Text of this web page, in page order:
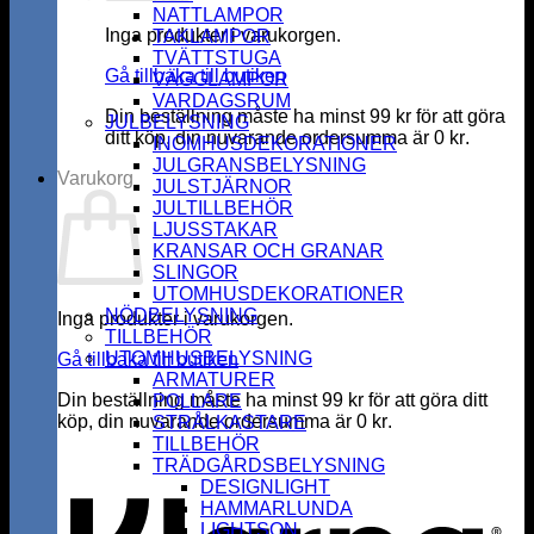
Inga produkter i varukorgen.
Gå tillbaka till butiken
Din beställning måste ha minst99 kr för att göra
ditt köp, din nuvarande ordersumma är 0 kr.
Varukorg
Inga produkter i varukorgen.
Gå tillbaka till butiken
Din beställning måste ha minst99 kr för att göra ditt
köp, din nuvarande ordersumma är 0 kr.
NATTLAMPOR
TAKLAMPOR
TVÄTTSTUGA
VÄGGLAMPOR
VARDAGSRUM
JULBELYSNING
INOMHUSDEKORATIONER
JULGRANSBELYSNING
JULSTJÄRNOR
JULTILLBEHÖR
LJUSSTAKAR
KRANSAR OCH GRANAR
SLINGOR
UTOMHUSDEKORATIONER
NÖDBELYSNING
TILLBEHÖR
UTOMHUSBELYSNING
ARMATURER
POLLARE
STRÅLKASTARE
TILLBEHÖR
TRÄDGÅRDSBELYSNING
DESIGNLIGHT
HAMMARLUNDA
LIGHTSON